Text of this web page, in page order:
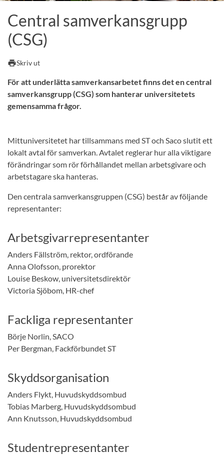
Central samverkansgrupp
(CSG)
printSkriv ut
För att underlätta samverkansarbetet finns det en central
samverkansgrupp (CSG) som hanterar universitetets
gemensamma frågor.
Mittuniversitetet har tillsammans med ST och Saco slutit ett
lokalt avtal för samverkan. Avtalet reglerar hur alla viktigare
förändringar som rör förhållandet mellan arbetsgivare och
arbetstagare ska hanteras.
Den centrala samverkansgruppen (CSG) består av följande
representanter:
Arbetsgivarrepresentanter
Anders Fällström, rektor, ordförande
Anna Olofsson, prorektor
Louise Beskow, universitetsdirektör
Victoria Sjöbom, HR-chef
Fackliga representanter
Börje Norlin, SACO
Per Bergman, Fackförbundet ST
Skyddsorganisation
Anders Flykt, Huvudskyddsombud
Tobias Marberg, Huvudskyddsombud
Ann Knutsson, Huvudskyddsombud
Studentrepresentanter